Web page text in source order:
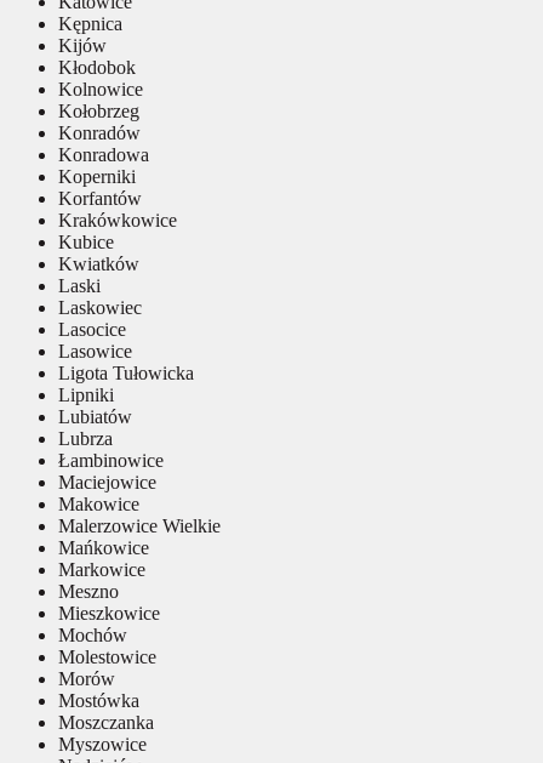
Kępnica
Kijów
Kłodobok
Kolnowice
Kołobrzeg
Konradów
Konradowa
Koperniki
Korfantów
Krakówkowice
Kubice
Kwiatków
Laski
Laskowiec
Lasocice
Lasowice
Ligota Tułowicka
Lipniki
Lubiatów
Lubrza
Łambinowice
Maciejowice
Makowice
Malerzowice Wielkie
Mańkowice
Markowice
Meszno
Mieszkowice
Mochów
Molestowice
Morów
Mostówka
Moszczanka
Myszowice